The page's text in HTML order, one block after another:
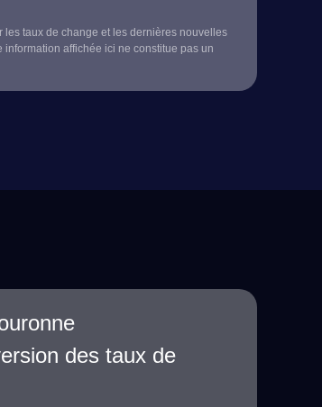
les taux de change et les dernières nouvelles
affichée ici ne constitue pas un
des taux de